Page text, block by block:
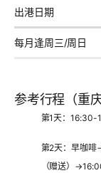
出港日期
每月逢周三/周日
参考行程（重
第1天：16:30-
第2天：早咖
（赠送）